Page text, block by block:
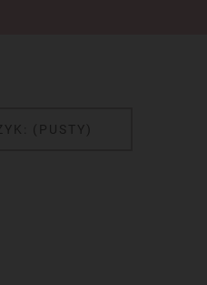
(PUSTY)